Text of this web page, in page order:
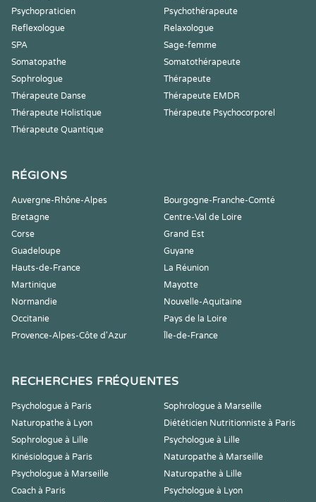
Psychopraticien
Psychothérapeute
Reflexologue
Relaxologue
SPA
Sage-femme
Somatopathe
Somatothérapeute
Sophrologue
Thérapeute
Thérapeute Danse
Thérapeute EMDR
Thérapeute Holistique
Thérapeute Psychocorporel
Thérapeute Quantique
RÉGIONS
Auvergne-Rhône-Alpes
Bourgogne-Franche-Comté
Bretagne
Centre-Val de Loire
Corse
Grand Est
Guadeloupe
Guyane
Hauts-de-France
La Réunion
Martinique
Mayotte
Normandie
Nouvelle-Aquitaine
Occitanie
Pays de la Loire
Provence-Alpes-Côte d'Azur
Île-de-France
RECHERCHES FRÉQUENTES
Psychologue à Paris
Sophrologue à Marseille
Naturopathe à Lyon
Diététicien Nutritionniste à Paris
Sophrologue à Lille
Psychologue à Lille
Kinésiologue à Paris
Naturopathe à Marseille
Psychologue à Marseille
Naturopathe à Lille
Coach à Paris
Psychologue à Lyon